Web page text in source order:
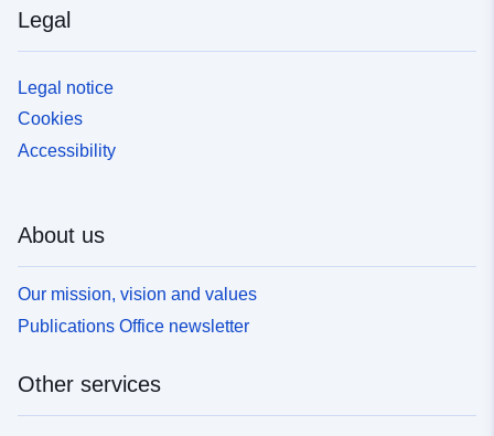
Legal
Legal notice
Cookies
Accessibility
About us
Our mission, vision and values
Publications Office newsletter
Other services